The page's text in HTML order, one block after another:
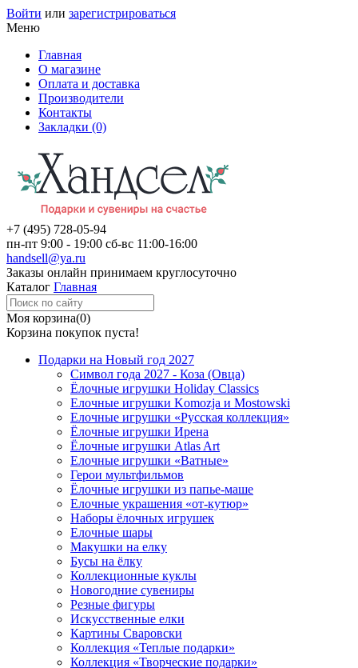
Войти или зарегистрироваться
Меню
Главная
О магазине
Оплата и доставка
Производители
Контакты
Закладки (0)
+7 (495) 728-05-94
пн-пт 9:00 - 19:00 сб-вс 11:00-16:00
handsell@ya.ru
Заказы онлайн принимаем круглосуточно
Каталог Главная
Моя корзина(0)
Корзина покупок пуста!
Подарки на Новый год 2027
Символ года 2027 - Коза (Овца)
Ёлочные игрушки Holiday Classics
Елочные игрушки Komozja и Mostowski
Елочные игрушки «Русская коллекция»
Ёлочные игрушки Ирена
Ёлочные игрушки Atlas Art
Елочные игрушки «Ватные»
Герои мультфильмов
Ёлочные игрушки из папье-маше
Елочные украшения «от-кутюр»
Наборы ёлочных игрушек
Елочные шары
Макушки на елку
Бусы на ёлку
Коллекционные куклы
Новогодние сувениры
Резные фигуры
Искусственные елки
Картины Сваровски
Коллекция «Теплые подарки»
Коллекция «Творческие подарки»